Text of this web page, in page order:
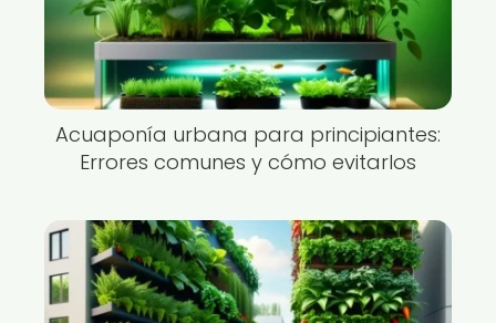
Acuaponía urbana para principiantes:
Errores comunes y cómo evitarlos